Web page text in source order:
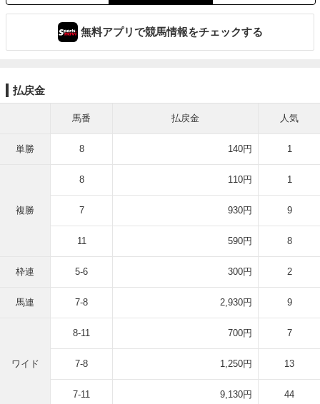
無料アプリで競馬情報をチェックする
払戻金
馬番 払戻金 人気
単勝 8 140円 1
複勝
8 110円 1
7 930円 9
11 590円 8
枠連 5-6 300円 2
馬連 7-8 2,930円 9
ワイド
8-11 700円 7
7-8 1,250円 13
7-11 9,130円 44